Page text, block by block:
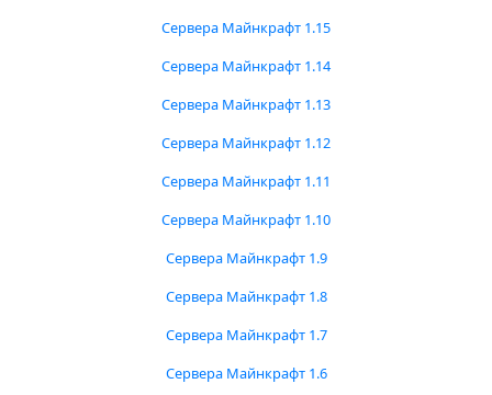
Сервера Майнкрафт 1.15
Сервера Майнкрафт 1.14
Сервера Майнкрафт 1.13
Сервера Майнкрафт 1.12
Сервера Майнкрафт 1.11
Сервера Майнкрафт 1.10
Сервера Майнкрафт 1.9
Сервера Майнкрафт 1.8
Сервера Майнкрафт 1.7
Сервера Майнкрафт 1.6